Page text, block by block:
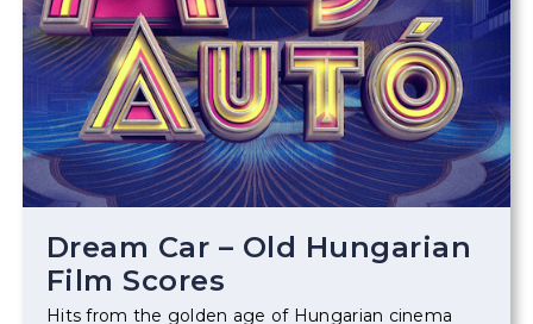
Dream Car – Old Hungarian
Film Scores
Hits from the golden age of Hungarian cinema